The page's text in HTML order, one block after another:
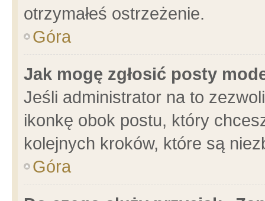
otrzymałeś ostrzeżenie.
Góra
Jak mogę zgłosić posty
Jeśli administrator na to
ikonkę obok postu, który
kolejnych kroków, które są
Góra